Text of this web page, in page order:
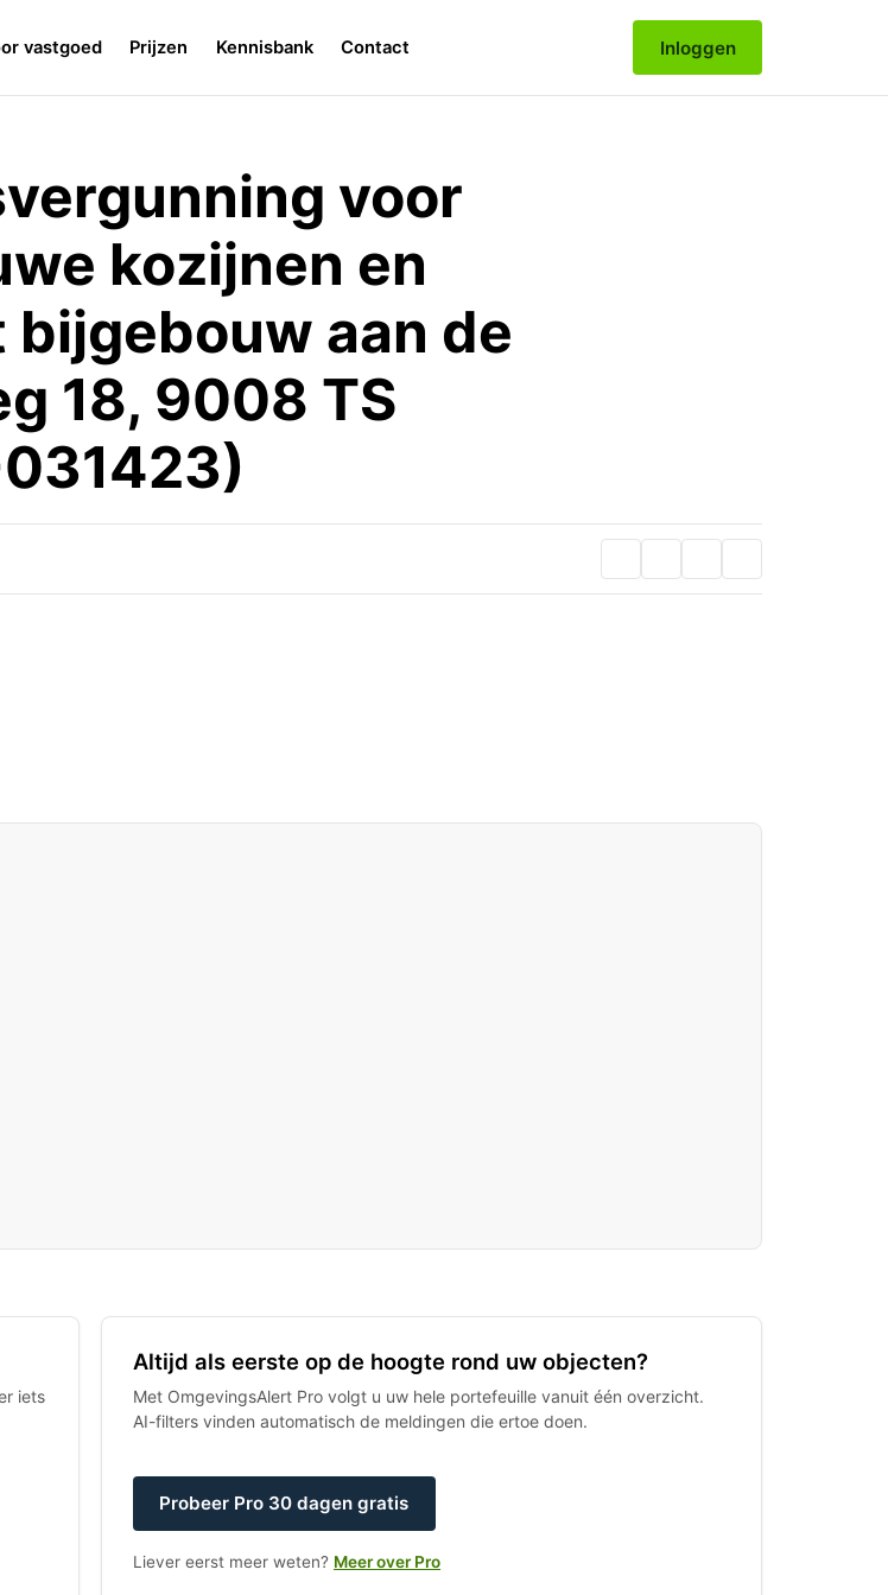
vastgoed Prijzen Kennisbank Contact Inloggen
voor
kozijnen en
bijgebouw aan de
18, 9008 TS
iets
Altijd als eerste op de hoogte rond uw objecten?
Met OmgevingsAlert Pro volgt u uw hele portefeuille vanuit één overzicht.
AI-filters vinden automatisch de meldingen die ertoe doen.
Probeer Pro 30 dagen gratis
Liever eerst meer weten? Meer over Pro